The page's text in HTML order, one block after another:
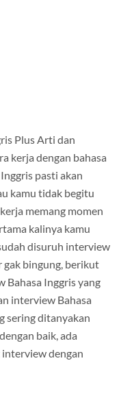
Plus Arti dan
kerja dengan bahasa
pasti akan
kamu tidak begitu
memang momen
kalinya kamu
disuruh interview
gak bingung, berikut
Bahasa Inggris yang
interview Bahasa
sering ditanyakan
baik, ada
interview dengan